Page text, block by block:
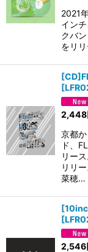
2021
イン
クバ
をリ
[
2,448
京都
ド、
リー
リリ
菜穂…
[
2,546